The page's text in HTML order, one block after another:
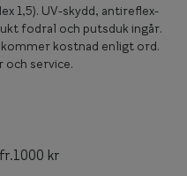
1,5). UV-skydd, antireflex-
fodral och putsduk ingår.
kostnad enligt ord.
och service.
kr